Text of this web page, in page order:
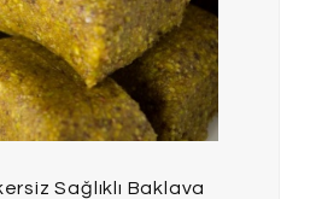
Sağlıklı Baklava